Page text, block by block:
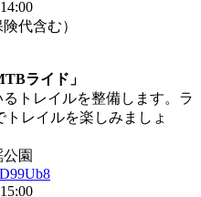
代含む）
ライド」
トレイルを整備します。ラ
レイルを楽しみましょ
公園